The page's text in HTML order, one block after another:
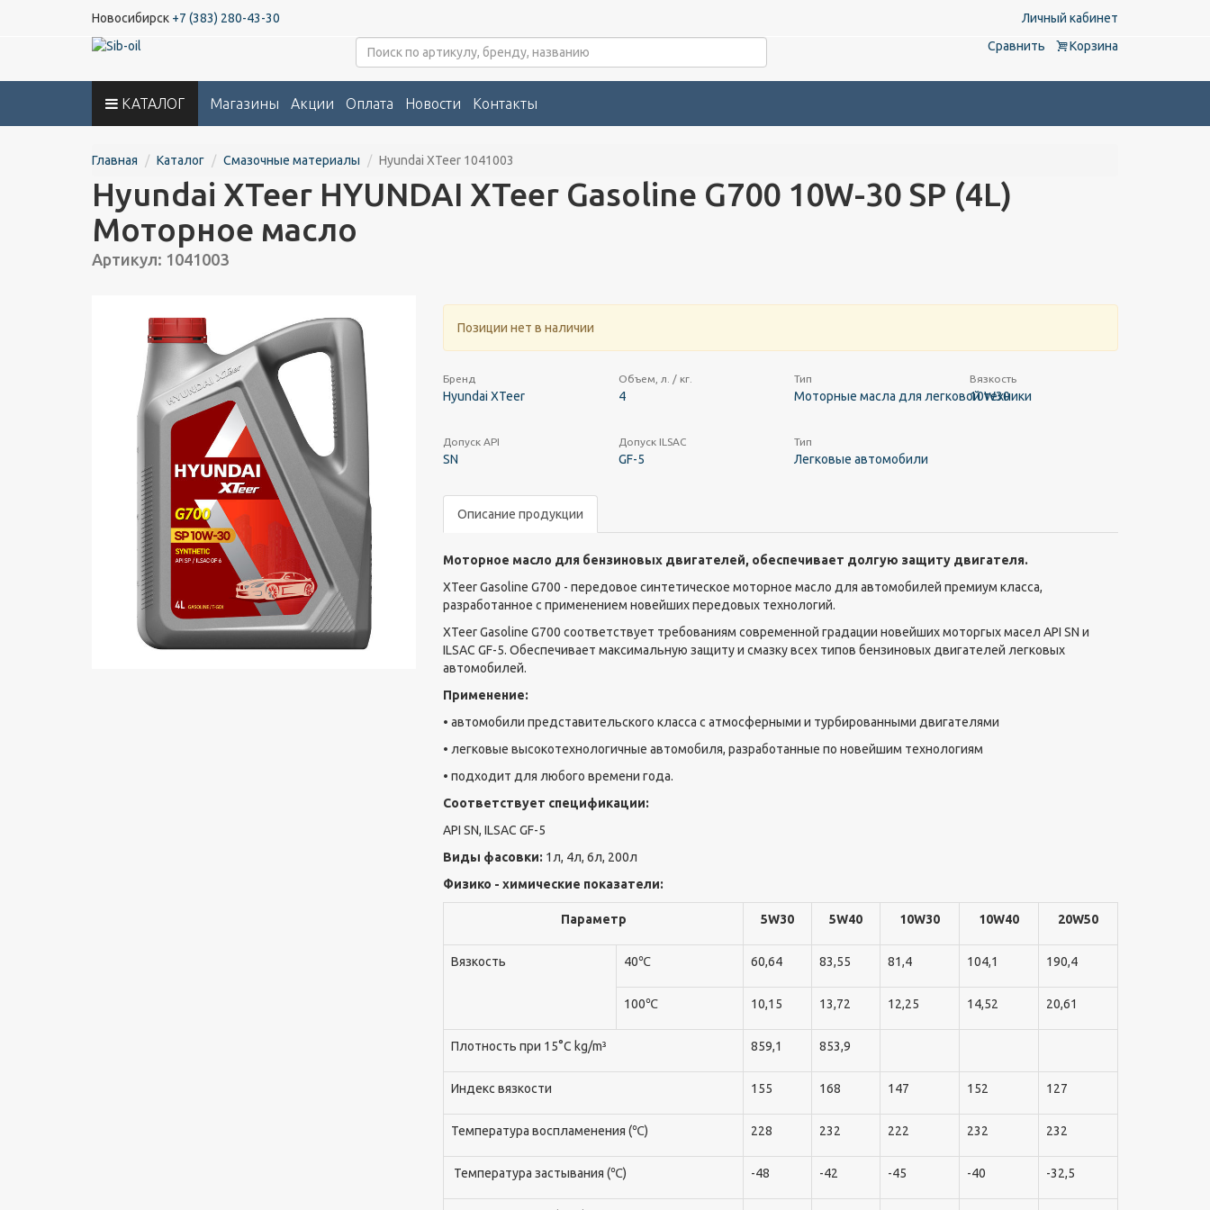
Новосибирск +7 (383) 280-43-30
Личный кабинет
Сравнить
Корзина
КАТАЛОГ Магазины Акции Оплата Новости Контакты
Главная Каталог Смазочные материалы Hyundai XTeer 1041003
Hyundai XTeer HYUNDAI XTeer Gasoline G700 10W-30 SP (4L)
Моторное масло
Артикул: 1041003
Позиции нет в наличии
Бренд
Hyundai XTeer
Объем, л. / кг.
4
Тип
Моторные масла для легковой техники
Вязкость
10W30
Допуск API
SN
Допуск ILSAC
GF-5
Тип
Легковые автомобили
Описание продукции
Моторное масло для бензиновых двигателей, обеспечивает долгую защиту двигателя.
XTeer Gasoline G700 - передовое синтетическое моторное масло для автомобилей премиум класса,
разработанное с применением новейших передовых технологий.
XTeer Gasoline G700 соответствует требованиям современной градации новейших моторгых масел API SN и
ILSAC GF-5. Обеспечивает максимальную защиту и смазку всех типов бензиновых двигателей легковых
автомобилей.
Применение:
• автомобили представительского класса с атмосферными и турбированными двигателями
• легковые высокотехнологичные автомобиля, разработанные по новейшим технологиям
• подходит для любого времени года.
Соответствует спецификации:
API SN, ILSAC GF-5
Виды фасовки: 1л, 4л, 6л, 200л
Физико - химические показатели:
Параметр 5W30 5W40 10W30 10W40 20W50
Вязкость 40℃ 60,64 83,55 81,4 104,1 190,4
100℃ 10,15 13,72 12,25 14,52 20,61
Плотность при 15°C kg/m³ 859,1 853,9
Индекс вязкости 155 168 147 152 127
Температура воспламенения (℃) 228 232 222 232 232
Температура застывания (℃) -48 -42 -45 -40 -32,5